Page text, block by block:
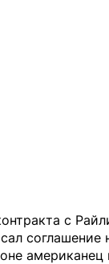
с
соглашение